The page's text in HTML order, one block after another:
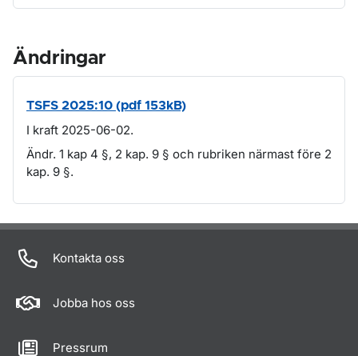
Ändringar
TSFS 2025:10 (pdf 153kB)
I kraft 2025-06-02.
Ändr. 1 kap 4 §, 2 kap. 9 § och rubriken närmast före 2
kap. 9 §.
Om sidan
Kontakta oss
Jobba hos oss
Pressrum